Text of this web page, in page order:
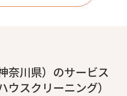
奈川県）のサービス
ウスクリーニング）